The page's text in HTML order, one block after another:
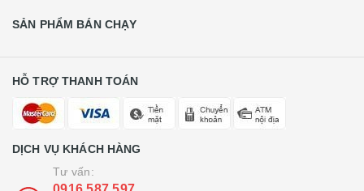
SẢN PHẨM BÁN CHẠY
HỖ TRỢ THANH TOÁN
DỊCH VỤ KHÁCH HÀNG
Tư vấn: